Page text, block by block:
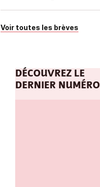
Voir toutes les brèves
DÉCOUVREZ LE
DERNIER NUMÉRO